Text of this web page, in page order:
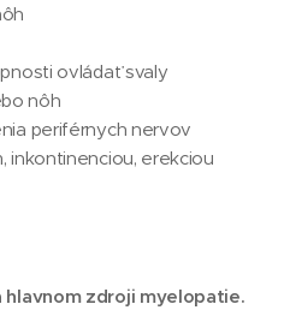
ovládať svaly
nôh
periférnych nervov
inkontinenciou, erekciou
zdroji myelopatie.